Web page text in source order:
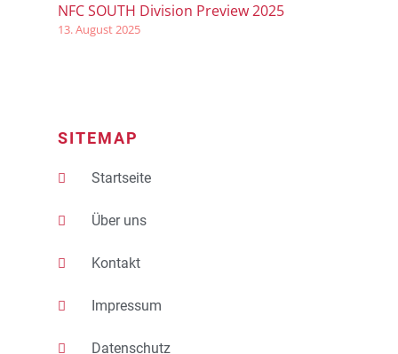
NFC SOUTH Division Preview 2025
13. August 2025
SITEMAP
Startseite
Über uns
Kontakt
Impressum
Datenschutz